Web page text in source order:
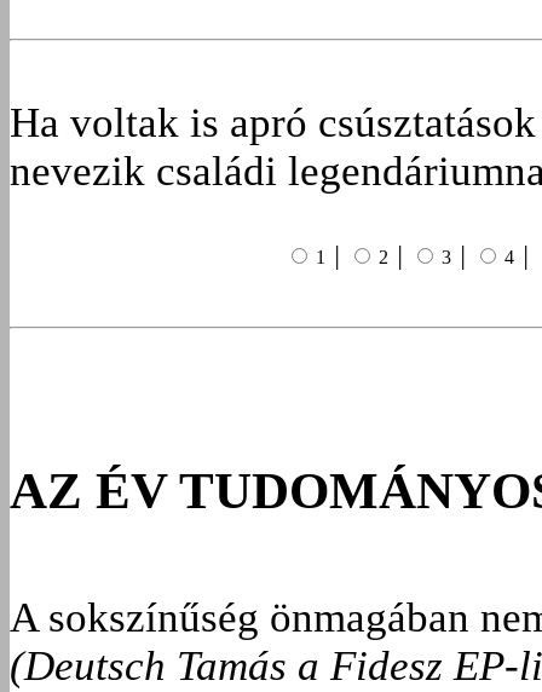
Ha voltak is apró
nevezik családi
1 │ 2 │ 3 │ 4 │
AZ ÉV
A sokszínűség önmagában
(Deutsch Tamás a Fidesz